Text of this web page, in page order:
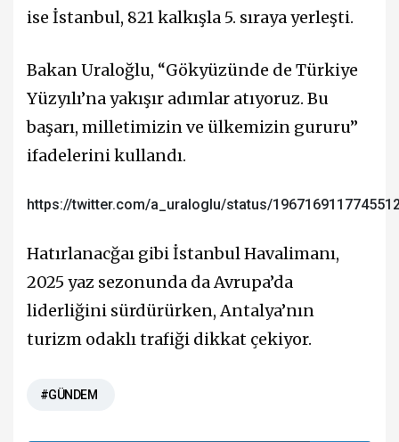
ise İstanbul, 821 kalkışla 5. sıraya yerleşti.
Bakan Uraloğlu, “Gökyüzünde de Türkiye
Yüzyılı’na yakışır adımlar atıyoruz. Bu
başarı, milletimizin ve ülkemizin gururu”
ifadelerini kullandı.
https://twitter.com/a_uraloglu/status/
Hatırlanacğaı gibi İstanbul Havalimanı,
2025 yaz sezonunda da Avrupa’da
liderliğini sürdürürken, Antalya’nın
turizm odaklı trafiği dikkat çekiyor.
#GÜNDEM